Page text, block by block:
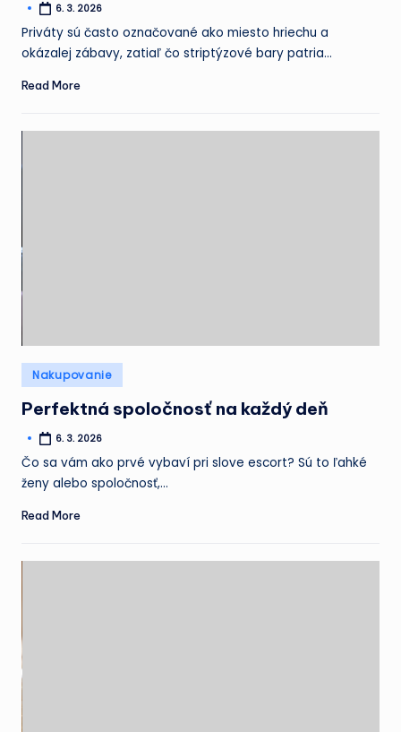
Posted 6. 3. 2026
Priváty sú často označované ako miesto hriechu a
okázalej zábavy, zatiaľ čo striptýzové bary patria…
Read More
Posted
in
Nakupovanie
Perfektná spoločnosť na každý deň
Posted
by
6. 3. 2026
Čo sa vám ako prvé vybaví pri slove escort? Sú to ľahké
ženy alebo spoločnosť,…
Read More